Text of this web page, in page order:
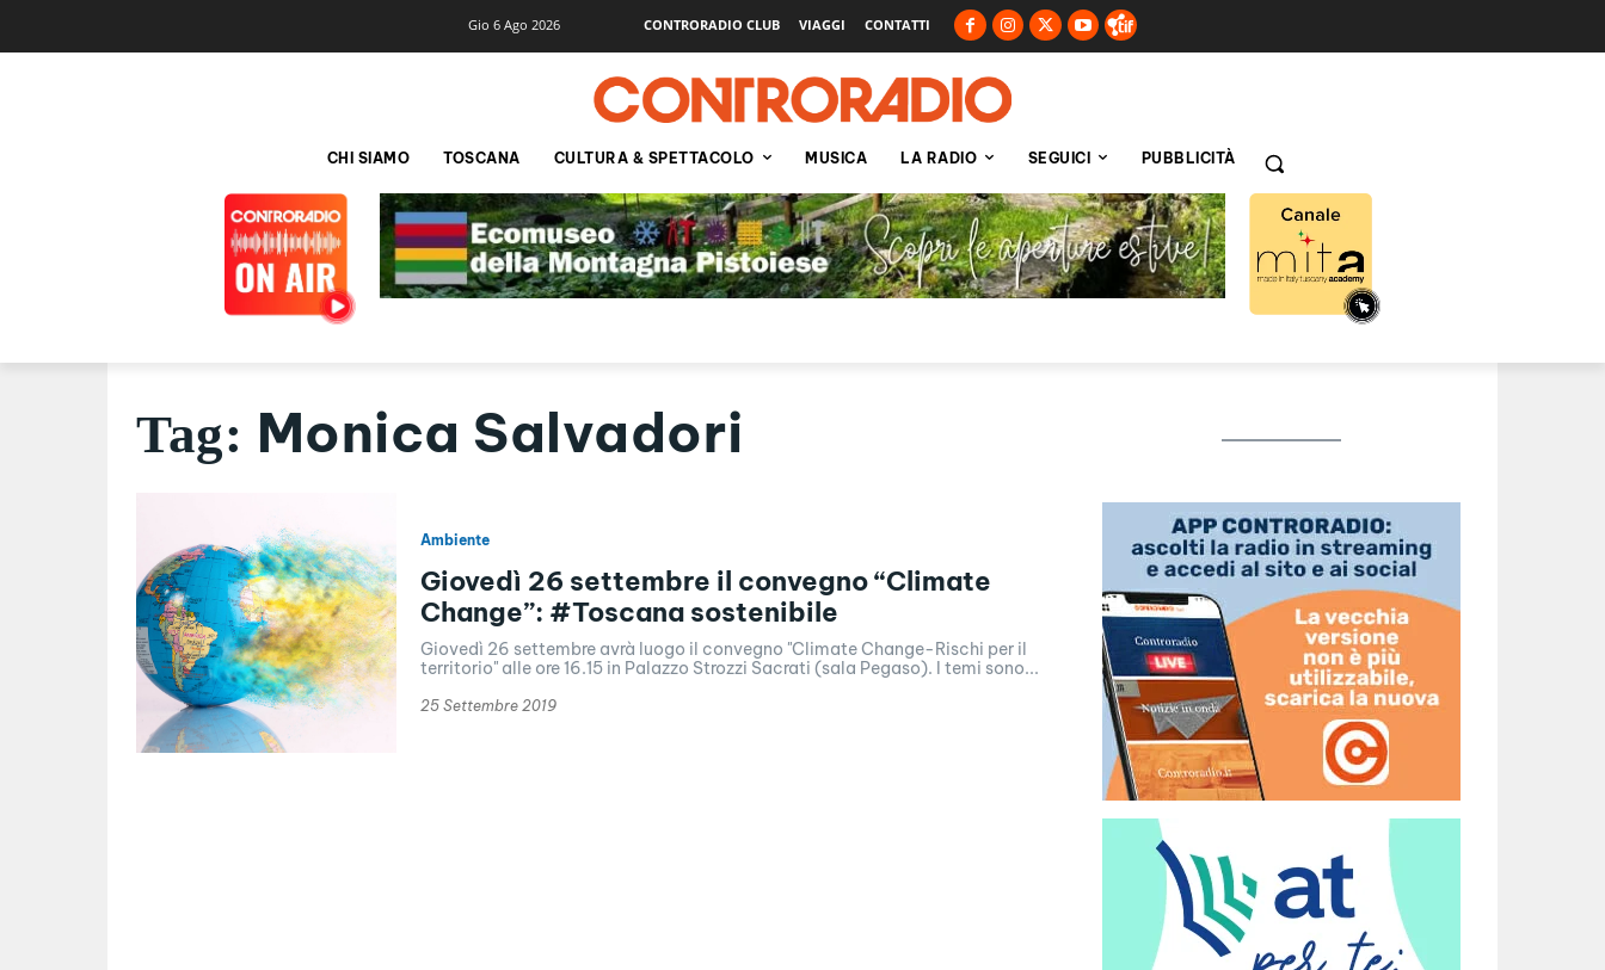
Gio 6 Ago 2026 CONTRORADIO CLUB VIAGGI CONTATTI
CHI SIAMO TOSCANA CULTURA & SPETTACOLO MUSICA LA RADIO SEGUICI PUBBLICITÀ
Tag: Monica Salvadori
Ambiente
Giovedì 26 settembre il convegno “Climate
Change”: #Toscana sostenibile
Giovedì 26 settembre avrà luogo il convegno "Climate Change-Rischi per il
territorio" alle ore 16.15 in Palazzo Strozzi Sacrati (sala Pegaso). I temi sono...
25 Settembre 2019